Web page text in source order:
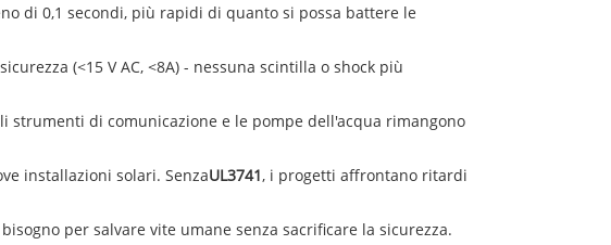
di 0,1 secondi, più rapidi di quanto si possa battere le
(<15 V AC, <8A) - nessuna scintilla o shock più
strumenti di comunicazione e le pompe dell'acqua rimangono
installazioni solari. SenzaUL3741, i progetti affrontano ritardi
per salvare vite umane senza sacrificare la sicurezza.